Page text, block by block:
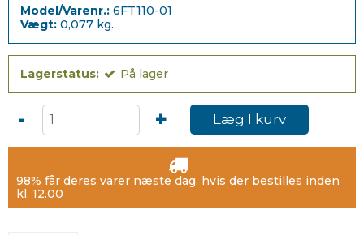
Model/Varenr.: 6FT110-01
Vægt: 0,077 kg.
Lagerstatus: På lager
- + Læg I kurv
98% får deres varer næste dag, hvis der bestilles inden
kl. 12.00